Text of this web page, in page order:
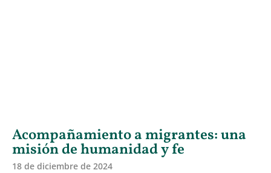
Acompañamiento a migrantes: una
misión de humanidad y fe
18 de diciembre de 2024